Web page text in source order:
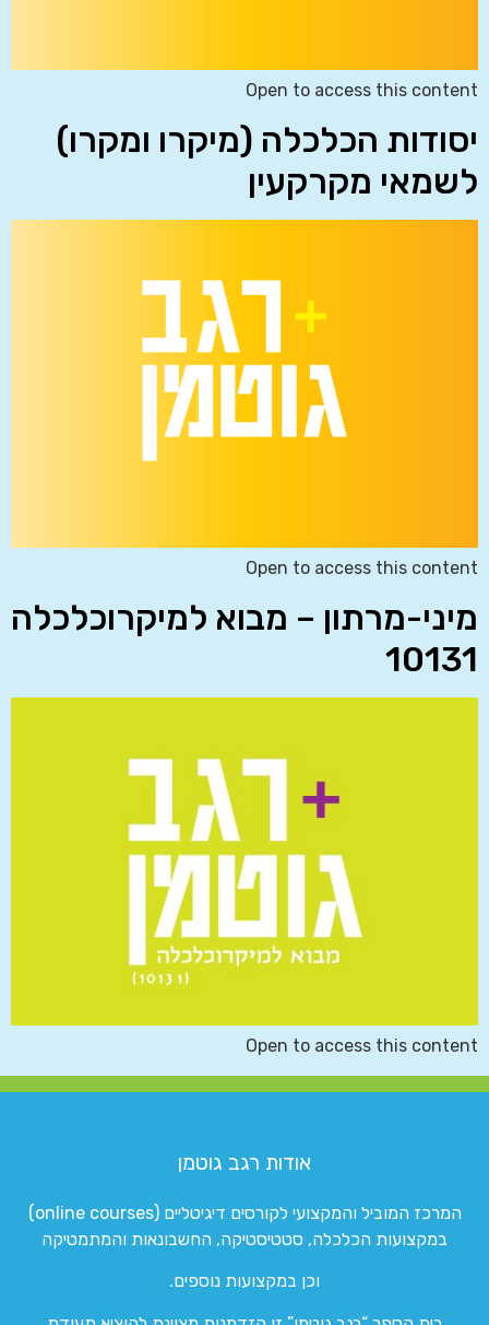
Open to access this content
יסודות הכלכלה (מיקרו ומקרו)
לשמאי מקרקעין
Open to access this content
מיני-מרתון – מבוא למיקרוכלכלה
10131
Open to access this content
אודות רגב גוטמן
המרכז המוביל והמקצועי לקורסים דיגיטליים (online courses)
במקצועות הכלכלה, סטטיסטיקה, החשבונאות והמתמטיקה
וכן במקצועות נוספים.